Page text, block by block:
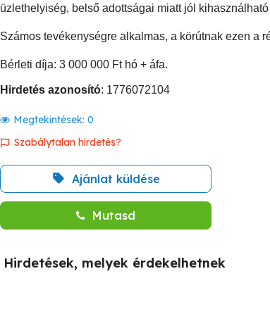
üzlethelyiség, belső adottságai miatt jól
Számos tevékenységre alkalmas, a körútnak ezen a
Bérleti díja: 3 000 000 Ft hó + áfa.
Hirdetés azonosító: 1776072104
Megtekintések: 0
Szabálytalan hirdetés?
Ajánlat küldése
Mutasd
Hirdetések, melyek érdekelhetnek